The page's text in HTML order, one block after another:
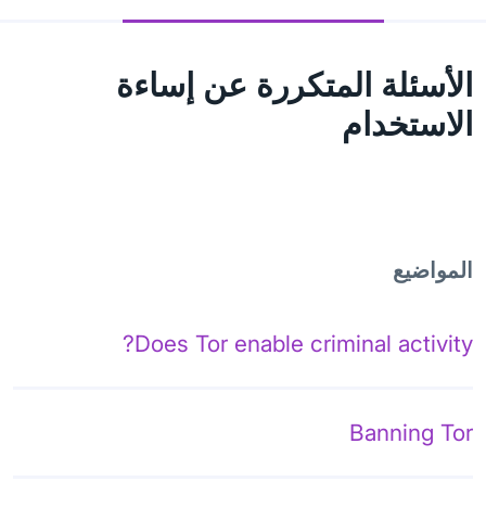
الأسئلة المتكررة عن إساءة
الاستخدام
المواضيع
Does Tor enable criminal activity?
Banning Tor